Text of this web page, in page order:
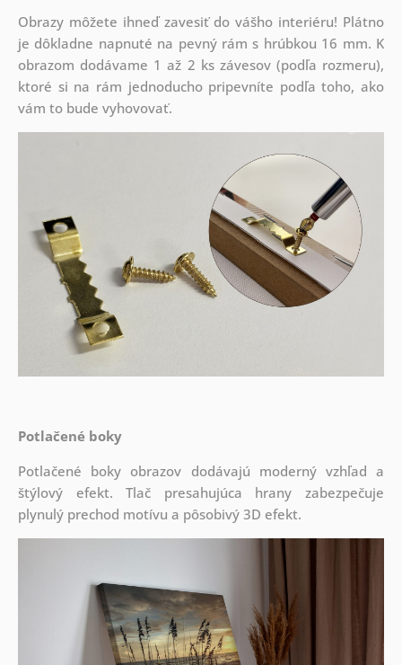
Obrazy môžete ihneď zavesiť do vášho interiéru! Plátno
je dôkladne napnuté na pevný rám s hrúbkou 16 mm. K
obrazom dodávame 1 až 2 ks závesov (podľa rozmeru),
ktoré si na rám jednoducho pripevníte podľa toho, ako
vám to bude vyhovovať.
Potlačené boky
Potlačené boky obrazov dodávajú moderný vzhľad a
štýlový efekt. Tlač presahujúca hrany zabezpečuje
plynulý prechod motívu a pôsobivý 3D efekt.